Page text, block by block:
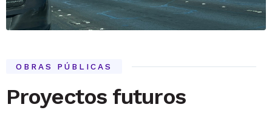
OBRAS PÚBLICAS
Proyectos futuros